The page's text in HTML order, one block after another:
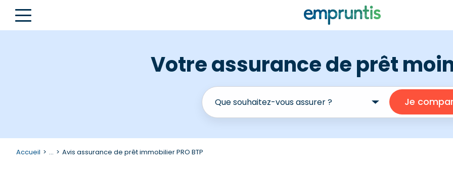
Votre assurance de prêt
Accueil ... Avis assurance de prêt immobilier PRO BTP